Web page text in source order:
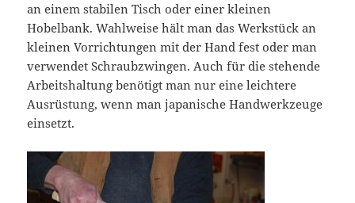
an einem stabilen Tisch oder einer kleinen
Hobelbank. Wahlweise hält man das Werkstück an
kleinen Vorrichtungen mit der Hand fest oder man
verwendet Schraubzwingen. Auch für die stehende
Arbeitshaltung benötigt man nur eine leichtere
Ausrüstung, wenn man japanische Handwerkzeuge
einsetzt.